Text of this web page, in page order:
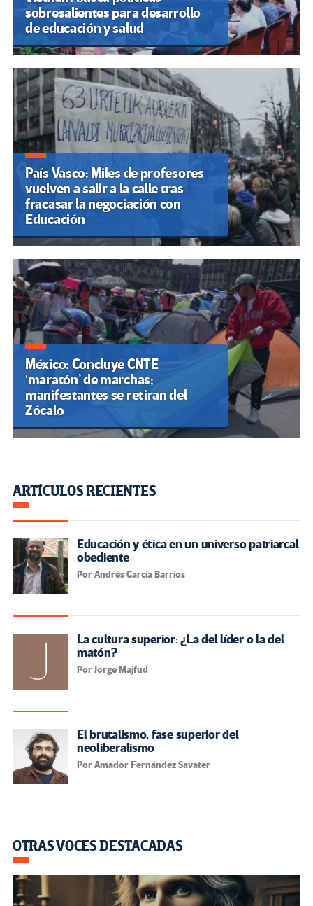
sobresalientes para desarrollo
de educación y salud
País Vasco: Miles de profesores
vuelven a salir a la calle tras
fracasar la negociación con
Educación
México: Concluye CNTE
‘maratón’ de marchas;
manifestantes se retiran del
Zócalo
ARTÍCULOS RECIENTES
Educación y ética en un universo patriarcal
obediente
Por Andrés García Barrios
La cultura superior: ¿La del líder o la del
matón?
Por Jorge Majfud
El brutalismo, fase superior del
neoliberalismo
Por Amador Fernández Savater
OTRAS VOCES DESTACADAS